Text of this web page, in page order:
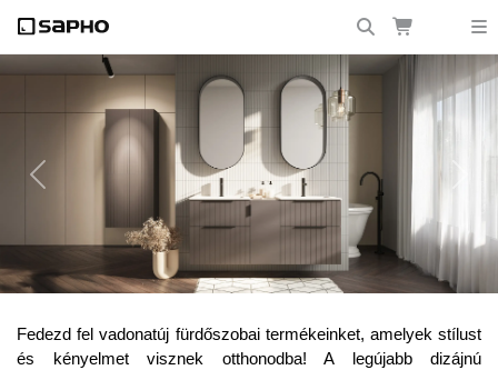
Previous
trendekkel!
Fedezd fel vadonatúj fürdőszobai termékeinket, amelyek stílust
és kényelmet visznek otthonodba! A legújabb dizájnú